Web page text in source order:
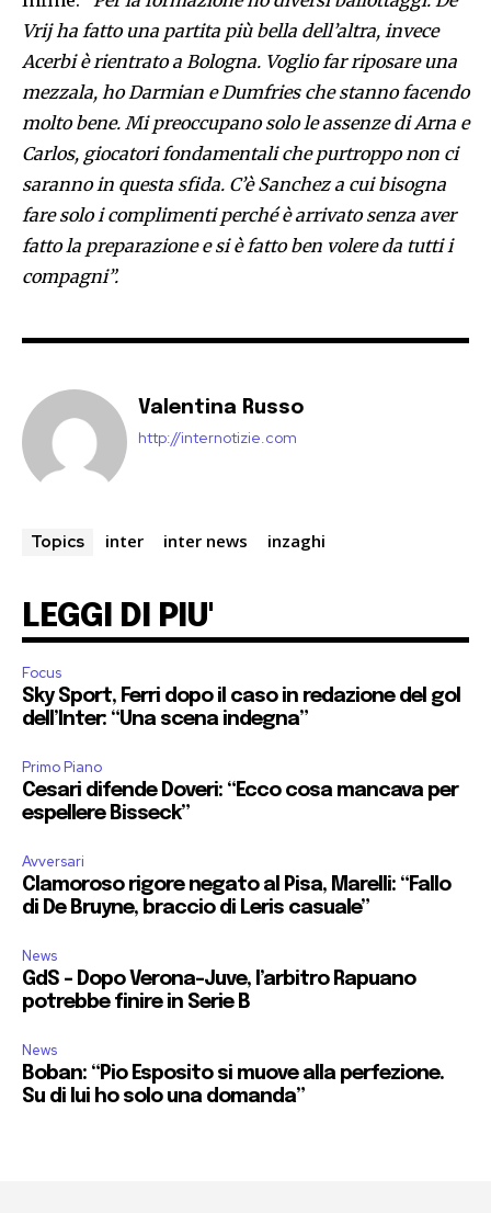
Vrij ha fatto una partita più bella dell’altra, invece
Acerbi è rientrato a Bologna. Voglio far riposare una
mezzala, ho Darmian e Dumfries che stanno facendo
molto bene. Mi preoccupano solo le assenze di Arna e
Carlos, giocatori fondamentali che purtroppo non ci
saranno in questa sfida. C’è Sanchez a cui bisogna
fare solo i complimenti perché è arrivato senza aver
fatto la preparazione e si è fatto ben volere da tutti i
compagni”.
Valentina Russo
http://internotizie.com
Topics inter inter news inzaghi
LEGGI DI PIU'
Focus
Sky Sport, Ferri dopo il caso in redazione del gol
dell’Inter: “Una scena indegna”
Primo Piano
Cesari difende Doveri: “Ecco cosa mancava per
espellere Bisseck”
Avversari
Clamoroso rigore negato al Pisa, Marelli: “Fallo
di De Bruyne, braccio di Leris casuale”
News
GdS – Dopo Verona-Juve, l’arbitro Rapuano
potrebbe finire in Serie B
News
Boban: “Pio Esposito si muove alla perfezione.
Su di lui ho solo una domanda”